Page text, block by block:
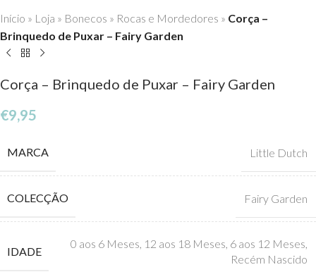
Início » Loja » Bonecos » Rocas e Mordedores » Corça –
Brinquedo de Puxar – Fairy Garden
Corça – Brinquedo de Puxar – Fairy Garden
€9,95
MARCA Little Dutch
COLECÇÃO Fairy Garden
IDADE
0 aos 6 Meses, 12 aos 18 Meses, 6 aos 12 Meses,
Recém Nascido